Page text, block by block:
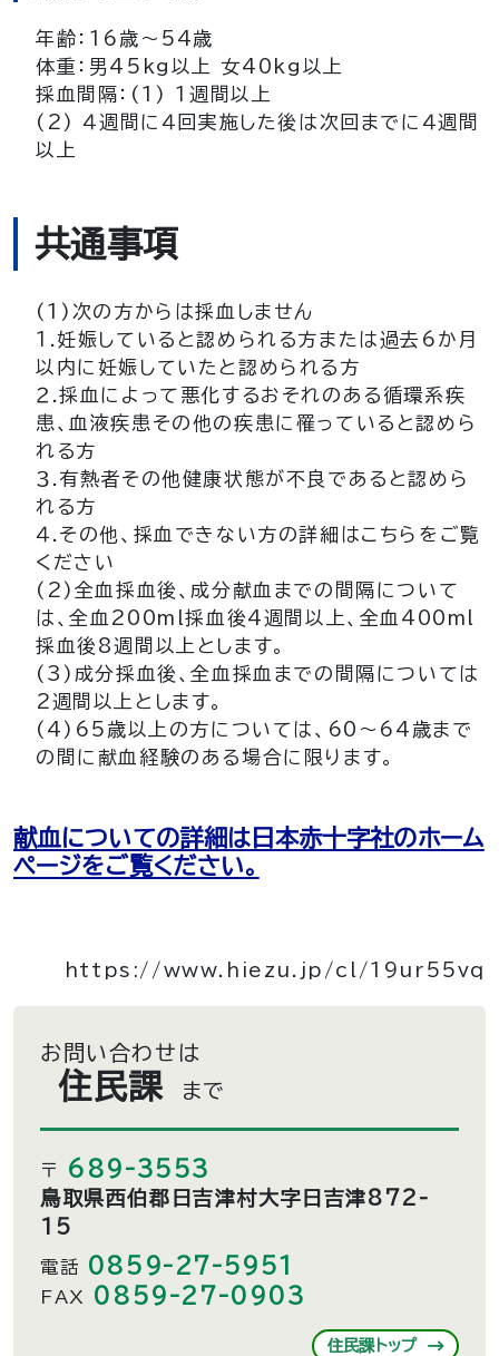
年齢：16歳～54歳
体重：男45kg以上 女40kg以上
採血間隔：(1) １週間以上
(2) ４週間に４回実施した後は次回までに４週間
以上
共通事項
(1)次の方からは採血しません
１.妊娠していると認められる方または過去6か月
以内に妊娠していたと認められる方
２.採血によって悪化するおそれのある循環系疾
患、血液疾患その他の疾患に罹っていると認めら
れる方
３.有熱者その他健康状態が不良であると認めら
れる方
４.その他、採血できない方の詳細はこちらをご覧
ください
(2)全血採血後、成分献血までの間隔について
は、全血200ml採血後4週間以上、全血400ml
採血後8週間以上とします。
(3)成分採血後、全血採血までの間隔については
2週間以上とします。
(4)65歳以上の方については、60～64歳まで
の間に献血経験のある場合に限ります。
献血についての詳細は日本赤十字社のホーム
ページをご覧ください。
https://www.hiezu.jp/cl/19ur55vq
お問い合わせは
住民課 まで
〒 689-3553
鳥取県西伯郡日吉津村大字日吉津872-
15
電話 0859-27-5951
FAX 0859-27-0903
住民課トップ